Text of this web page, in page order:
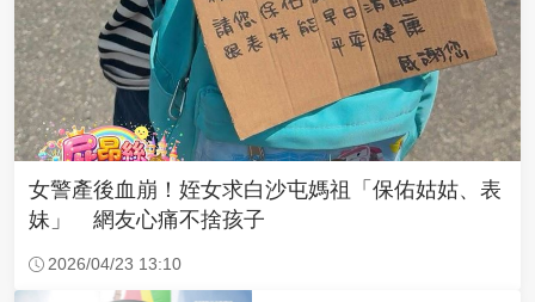
女警產後血崩！姪女求白沙屯媽祖「保佑姑姑、表
妹」 網友心痛不捨孩子
2026/04/23 13:10